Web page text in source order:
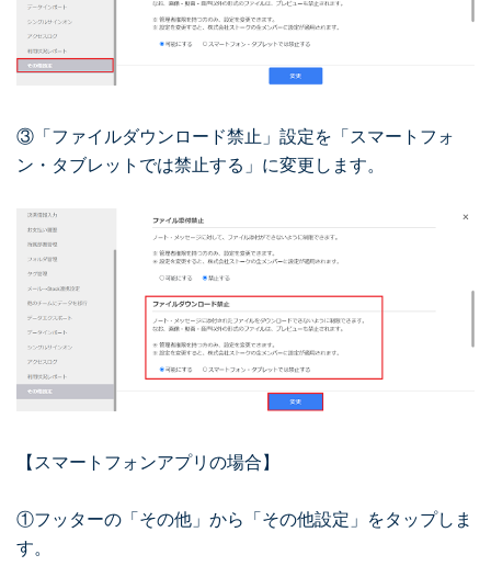
③「ファイルダウンロード禁止」設定を「スマートフォ
ン・タブレットでは禁止する」に変更します。
【スマートフォンアプリの場合】
①フッターの「その他」から「その他設定」をタップしま
す。